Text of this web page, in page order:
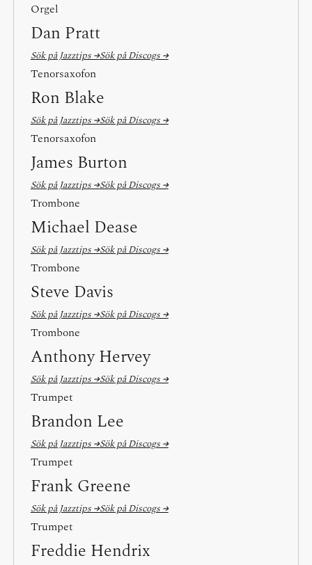
Orgel
Dan Pratt
Sök på Jazztips →Sök på Discogs →
Tenorsaxofon
Ron Blake
Sök på Jazztips →Sök på Discogs →
Tenorsaxofon
James Burton
Sök på Jazztips →Sök på Discogs →
Trombone
Michael Dease
Sök på Jazztips →Sök på Discogs →
Trombone
Steve Davis
Sök på Jazztips →Sök på Discogs →
Trombone
Anthony Hervey
Sök på Jazztips →Sök på Discogs →
Trumpet
Brandon Lee
Sök på Jazztips →Sök på Discogs →
Trumpet
Frank Greene
Sök på Jazztips →Sök på Discogs →
Trumpet
Freddie Hendrix